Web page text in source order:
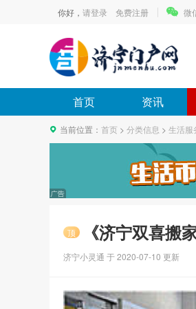
你好， 请登录 免费注册 微
首页 资讯
当前位置： 首页 > 分类信息 > 生活服
顶 《济宁双喜搬
济宁小灵通 于2020-07-10 更新